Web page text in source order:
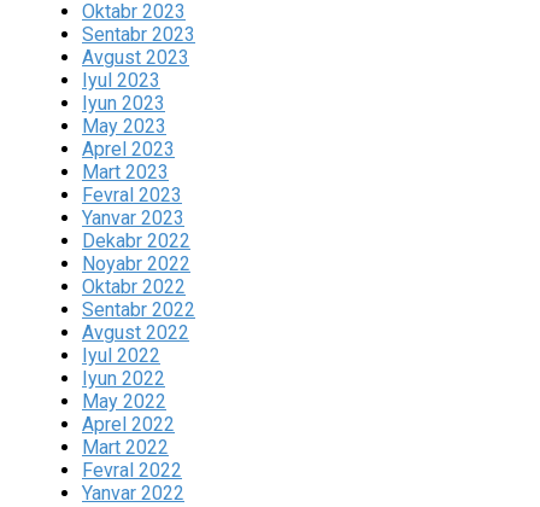
Oktabr 2023
Sentabr 2023
Avgust 2023
Iyul 2023
Iyun 2023
May 2023
Aprel 2023
Mart 2023
Fevral 2023
Yanvar 2023
Dekabr 2022
Noyabr 2022
Oktabr 2022
Sentabr 2022
Avgust 2022
Iyul 2022
Iyun 2022
May 2022
Aprel 2022
Mart 2022
Fevral 2022
Yanvar 2022